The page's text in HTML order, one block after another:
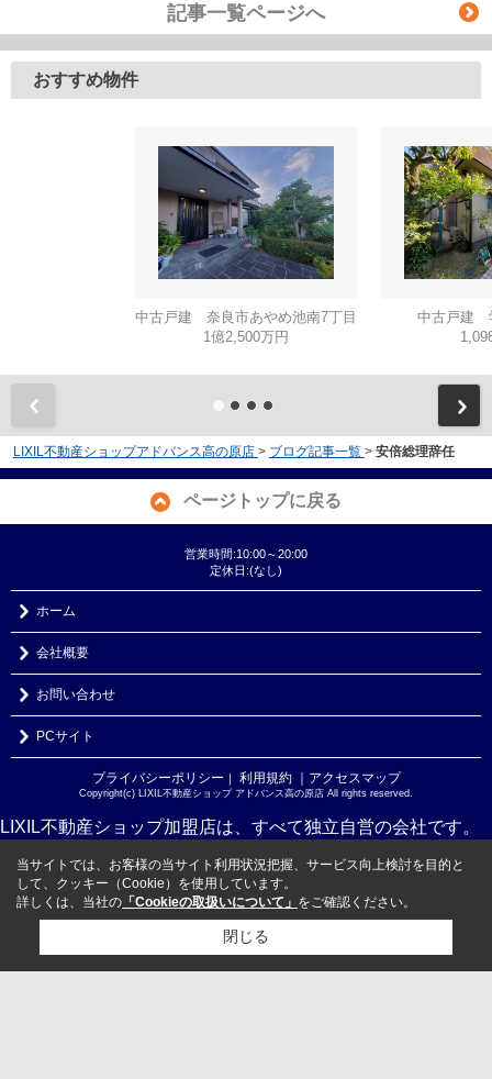
記事一覧ページへ
おすすめ物件
中古戸建 奈良市あやめ池南7丁目
1億2,500万円
中古戸建
LIXIL不動産ショップアドバンス高の原店 > ブログ記事一覧 > 安倍総理辞任
ページトップに戻る
営業時間:10:00～20:00
定休日:(なし)
ホーム
会社概要
お問い合わせ
PCサイト
プライバシーポリシー ｜ 利用規約 ｜アクセスマップ
Copyright(c) LIXIL不動産ショップ アドバンス高の原店 All rights reserved.
LIXIL不動産ショップ加盟店は、すべて独立自営の会社です。
当サイトでは、お客様の当サイト利用状況把握、サービス向上検討を目的と
して、クッキー（Cookie）を使用しています。
詳しくは、当社の 「Cookieの取扱いについて」 をご確認ください。
閉じる